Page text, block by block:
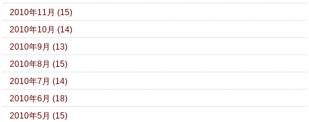
2010年11月 (15)
2010年10月 (14)
2010年9月 (13)
2010年8月 (15)
2010年7月 (14)
2010年6月 (18)
2010年5月 (15)